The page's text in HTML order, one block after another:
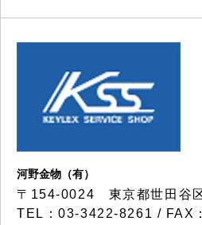
河野金物（有）
〒154-0024 東京都世田谷
TEL：03-3422-8261 / FAX